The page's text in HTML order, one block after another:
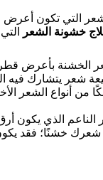
التي تكون أعرض
خشونة الشعر
بأعرض
شعر يتشارك فيه
أنواع الشعر
الذي يكون
خشنًا؛ فقد يكون